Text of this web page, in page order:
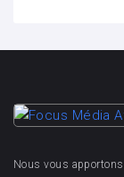
Nous vous apportons